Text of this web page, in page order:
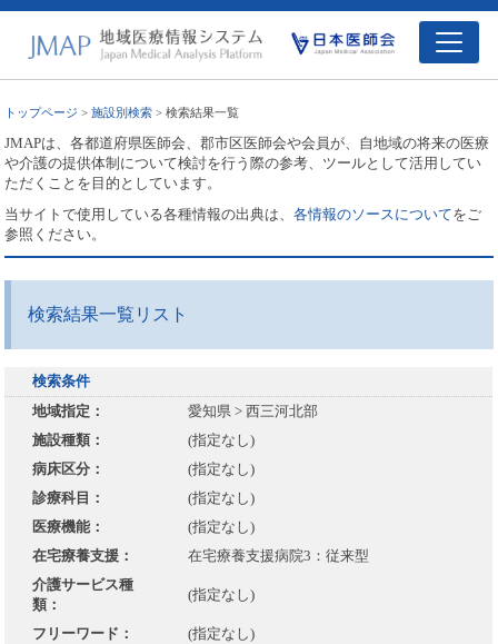
トップページ >施設別検索 > 検索結果一覧
JMAPは、各都道府県医師会、郡市区医師会や会員が、自地域の将来の医療
や介護の提供体制について検討を行う際の参考、ツールとして活用してい
ただくことを目的としています。
当サイトで使用している各種情報の出典は、各情報のソースについてをご
参照ください。
検索結果一覧リスト
検索条件
地域指定：
愛知県 > 西三河北部
施設種類：
(指定なし)
病床区分：
(指定なし)
診療科目：
(指定なし)
医療機能：
(指定なし)
在宅療養支援：
在宅療養支援病院3：従来型
介護サービス種
類：
(指定なし)
フリーワード： (指定なし)